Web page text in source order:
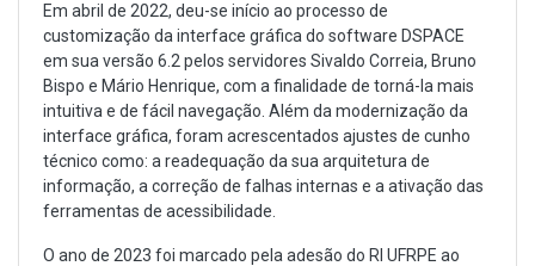
Em abril de 2022, deu-se início ao processo de
customização da interface gráfica do software DSPACE
em sua versão 6.2 pelos servidores Sivaldo Correia, Bruno
Bispo e Mário Henrique, com a finalidade de torná-la mais
intuitiva e de fácil navegação. Além da modernização da
interface gráfica, foram acrescentados ajustes de cunho
técnico como: a readequação da sua arquitetura de
informação, a correção de falhas internas e a ativação das
ferramentas de acessibilidade.
O ano de 2023 foi marcado pela adesão do RI UFRPE ao